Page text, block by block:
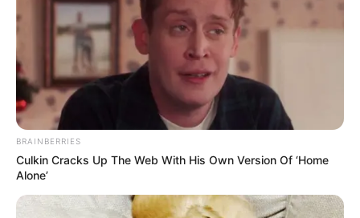
IDEAM emite alerta por
riesgo de inundaciones en
Bolívar: en San Jacinto del
Cauca y La Mojana
Gestión del Riesgo aclara
suspensión de obras en la
Mojana
BRAINBERRIES
Culkin Cracks Up The Web With His Own Version Of ‘Home
Alone’